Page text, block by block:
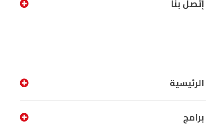
إتصل بنا
الرئيسية
برامج